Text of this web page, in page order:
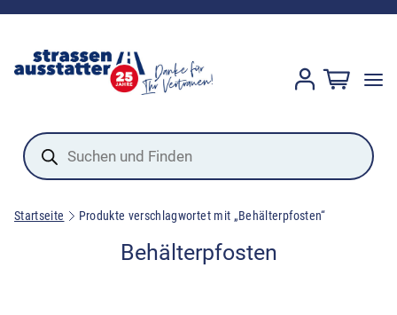
Products
search
Startseite Produkte verschlagwortet mit „Behälterpfosten“
Behälterpfosten